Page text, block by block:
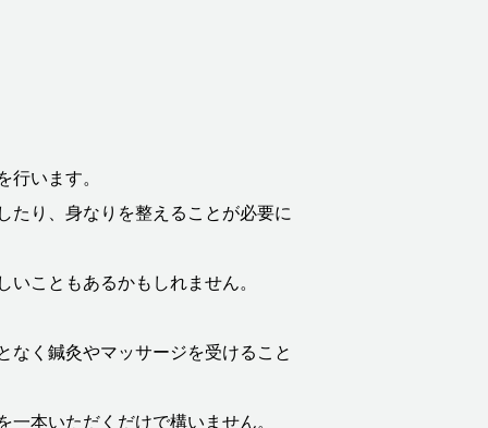
行います。
たり、身なりを整えることが必要に
こともあるかもしれません。
なく鍼灸やマッサージを受けること
本いただくだけで構いません。